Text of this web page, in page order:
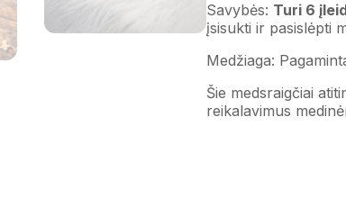
Savybės: Turi 6
įsisukti ir pasislėpti
Medžiaga:
Šie medsraigčiai
reikalavimus